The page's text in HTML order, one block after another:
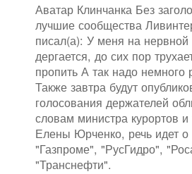
Аватар Клинчанка Без
лучшие сообщества
писал(а): У меня на нервной
дергается, до сих пор
пропить А так надо немного
Также завтра будут
голосования держателей
словам министра курортов
Елены Юрченко, речь идет
"Газпроме", "РусГидро",
"Транснефти".